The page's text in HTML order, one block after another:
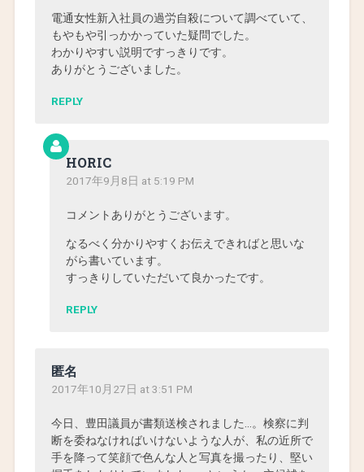
電通女性新入社員の過労自殺について調べていて、
もやもや引っかかっていた疑問でした。
わかりやすい説明ですっきりです。
ありがとうございました。
REPLY
HORIC
2017年9月8日 at 5:19 PM
コメントありがとうございます。
なるべく分かりやすくお伝えできればと思いな
がら書いています。
すっきりしていただいて良かったです。
REPLY
匿名
2017年10月27日 at 3:51 PM
今日、豊田議員が書類送検されました…。検察に判
断を委ねなければいけないような人が、私の近所で
手を降って笑顔で色んな人と写真を撮ったり、堅い